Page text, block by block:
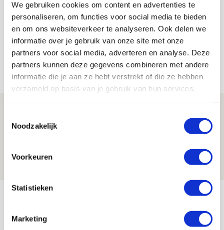
We gebruiken cookies om content en advertenties te
personaliseren, om functies voor social media te bieden
en om ons websiteverkeer te analyseren. Ook delen we
informatie over je gebruik van onze site met onze
partners voor social media, adverteren en analyse. Deze
partners kunnen deze gegevens combineren met andere
informatie die je aan ze hebt verstrekt of die ze hebben
verzameld op basis van je gebruik van hun services.
Noodzakelijk
Voorkeuren
Statistieken
Marketing
Bekijk alle berichten van Sander
Zeldenrijk
Net binnen //
operatie onderweg naar
Brandt heeft veel vertrouwen in Ajax